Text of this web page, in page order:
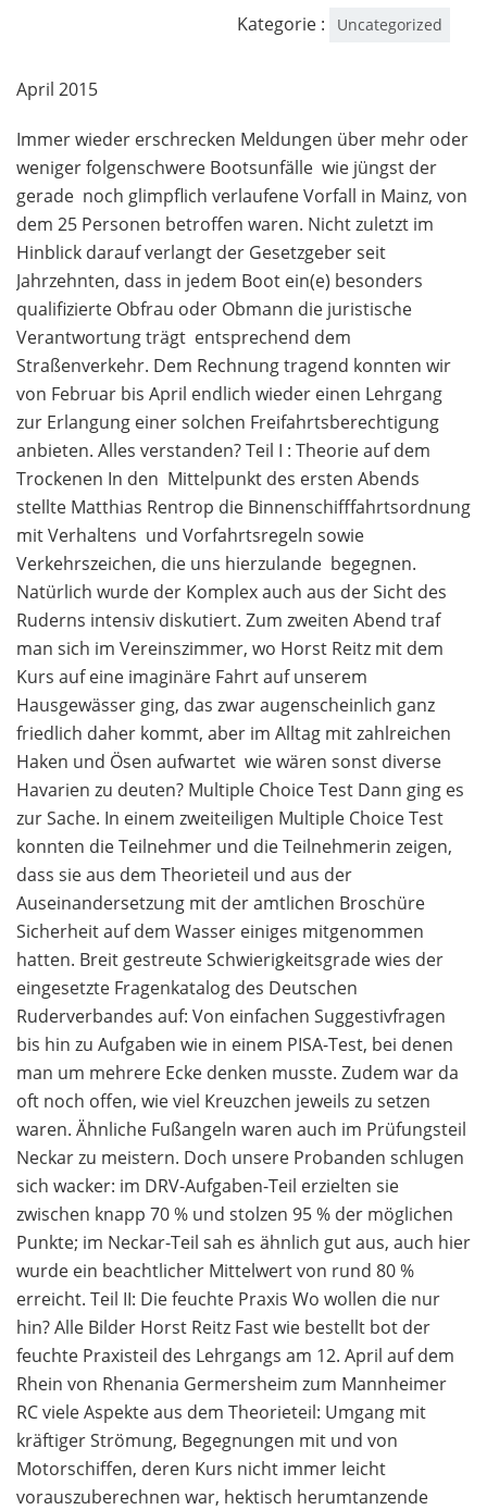
Kategorie : Uncategorized
April 2015
Immer wieder erschrecken Meldungen über mehr oder
weniger folgenschwere Bootsunfälle  wie jüngst der
gerade noch glimpflich verlaufene Vorfall in Mainz, von
dem 25 Personen betroffen waren. Nicht zuletzt im
Hinblick darauf verlangt der Gesetzgeber seit
Jahrzehnten, dass in jedem Boot ein(e) besonders
qualifizierte Obfrau oder Obmann die juristische
Verantwortung trägt  entsprechend dem
Straßenverkehr. Dem Rechnung tragend konnten wir
von Februar bis April endlich wieder einen Lehrgang
zur Erlangung einer solchen Freifahrtsberechtigung
anbieten. Alles verstanden? Teil I : Theorie auf dem
Trockenen In den Mittelpunkt des ersten Abends
stellte Matthias Rentrop die Binnenschifffahrtsordnung
mit Verhaltens  und Vorfahrtsregeln sowie
Verkehrszeichen, die uns hierzulande begegnen.
Natürlich wurde der Komplex auch aus der Sicht des
Ruderns intensiv diskutiert. Zum zweiten Abend traf
man sich im Vereinszimmer, wo Horst Reitz mit dem
Kurs auf eine imaginäre Fahrt auf unserem
Hausgewässer ging, das zwar augenscheinlich ganz
friedlich daher kommt, aber im Alltag mit zahlreichen
Haken und Ösen aufwartet  wie wären sonst diverse
Havarien zu deuten? Multiple Choice Test Dann ging es
zur Sache. In einem zweiteiligen Multiple Choice Test
konnten die Teilnehmer und die Teilnehmerin zeigen,
dass sie aus dem Theorieteil und aus der
Auseinandersetzung mit der amtlichen Broschüre
Sicherheit auf dem Wasser einiges mitgenommen
hatten. Breit gestreute Schwierigkeitsgrade wies der
eingesetzte Fragenkatalog des Deutschen
Ruderverbandes auf: Von einfachen Suggestivfragen
bis hin zu Aufgaben wie in einem PISA-Test, bei denen
man um mehrere Ecke denken musste. Zudem war da
oft noch offen, wie viel Kreuzchen jeweils zu setzen
waren. Ähnliche Fußangeln waren auch im Prüfungsteil
Neckar zu meistern. Doch unsere Probanden schlugen
sich wacker: im DRV-Aufgaben-Teil erzielten sie
zwischen knapp 70 % und stolzen 95 % der möglichen
Punkte; im Neckar-Teil sah es ähnlich gut aus, auch hier
wurde ein beachtlicher Mittelwert von rund 80 %
erreicht. Teil II: Die feuchte Praxis Wo wollen die nur
hin? Alle Bilder Horst Reitz Fast wie bestellt bot der
feuchte Praxisteil des Lehrgangs am 12. April auf dem
Rhein von Rhenania Germersheim zum Mannheimer
RC viele Aspekte aus dem Theorieteil: Umgang mit
kräftiger Strömung, Begegnungen mit und von
Motorschiffen, deren Kurs nicht immer leicht
vorauszuberechnen war, hektisch herumtanzende